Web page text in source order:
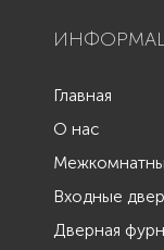
Главная
О нас
Входные
Дверная